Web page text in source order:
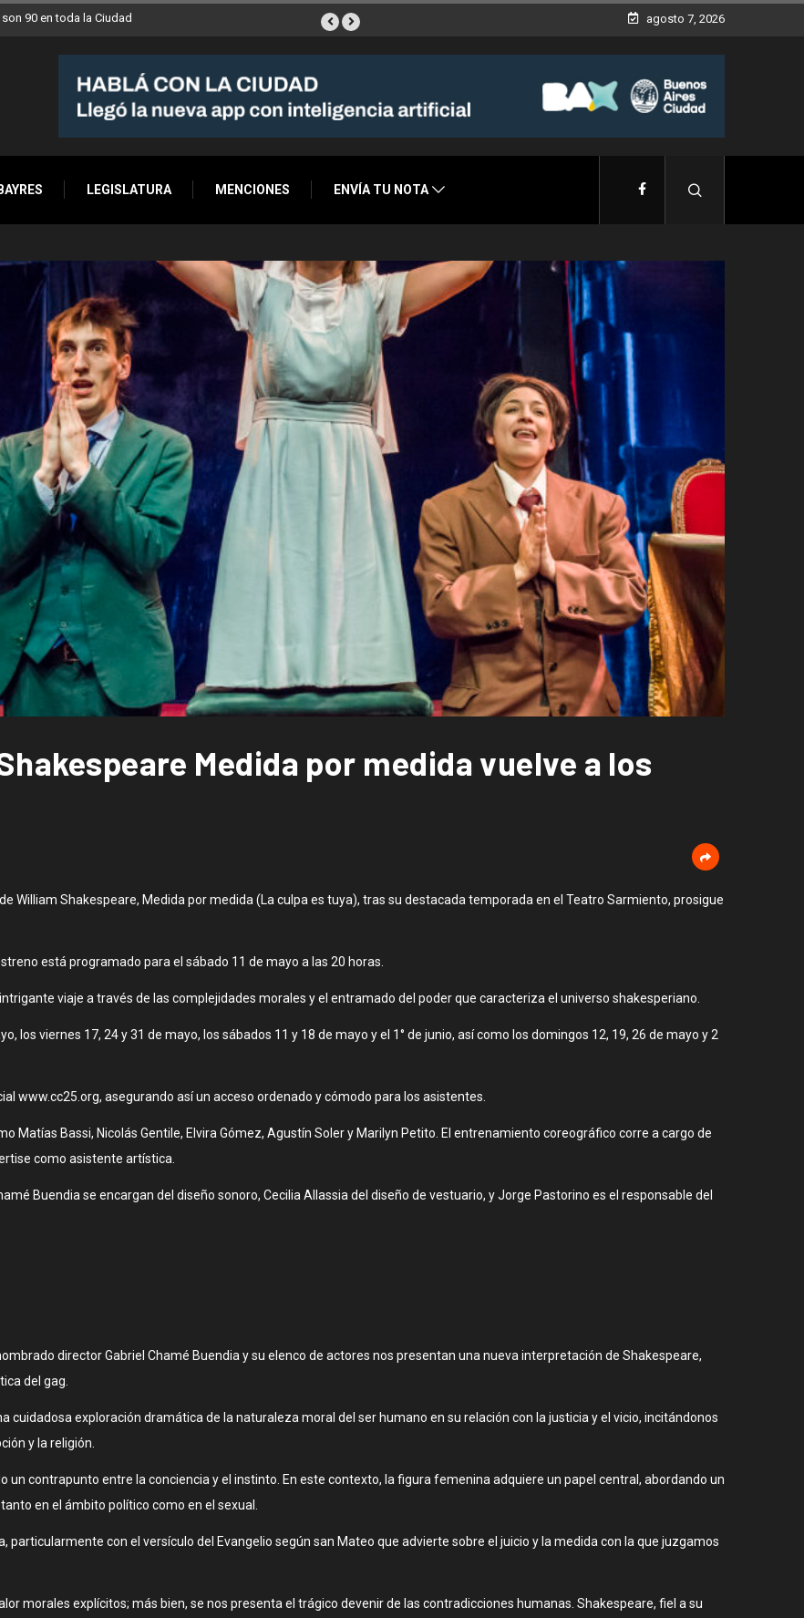
a Villa Devoto agosto 7, 2026
LEGISLATURA MENCIONES ENVÍA TU NOTA
Medida por medida vuelve a los
William Shakespeare, Medida por medida (La culpa es tuya), tras su destacada temporada en el Teatro Sarmiento, prosigue
está programado para el sábado 11 de mayo a las 20 horas.
viaje a través de las complejidades morales y el entramado del poder que caracteriza el universo shakesperiano.
los viernes 17, 24 y 31 de mayo, los sábados 11 y 18 de mayo y el 1° de junio, así como los domingos 12, 19, 26 de mayo y 2
www.cc25.org, asegurando así un acceso ordenado y cómodo para los asistentes.
Matías Bassi, Nicolás Gentile, Elvira Gómez, Agustín Soler y Marilyn Petito. El entrenamiento coreográfico corre a cargo de
como asistente artística.
Buendia se encargan del diseño sonoro, Cecilia Allassia del diseño de vestuario, y Jorge Pastorino es el responsable del
director Gabriel Chamé Buendia y su elenco de actores nos presentan una nueva interpretación de Shakespeare,
del gag.
cuidadosa exploración dramática de la naturaleza moral del ser humano en su relación con la justicia y el vicio, incitándonos
y la religión.
un contrapunto entre la conciencia y el instinto. En este contexto, la figura femenina adquiere un papel central, abordando un
en el ámbito político como en el sexual.
con el versículo del Evangelio según san Mateo que advierte sobre el juicio y la medida con la que juzgamos
morales explícitos; más bien, se nos presenta el trágico devenir de las contradicciones humanas. Shakespeare, fiel a su